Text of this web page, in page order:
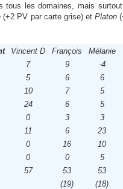
tous les domaines, mais
(+2 PV par carte grise) etPlaton
Vincent D François Mélanie
7 9
-4
5 6
6
10 7
5
24 6
5
0 3
3
11 6
23
0 16
10
0 0
5
57 53
53
(19) (18)